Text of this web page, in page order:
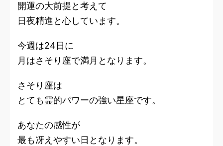
開運の大前提と考えて
日夜精進と心しています。
今週は24日に
月はさそり座で満月となります。
さそり座は
とても霊的パワーの強い星座です。
あなたの感性が
最も冴えやすい日となります。